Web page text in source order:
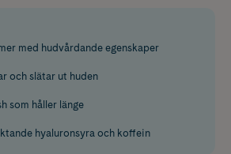
med hudvårdande egenskaper
och slätar ut huden
som håller länge
hyaluronsyra och koffein